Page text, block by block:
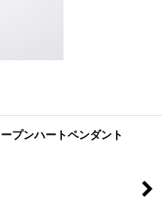
プンハートペンダント